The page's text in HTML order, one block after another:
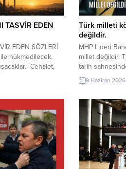
TASVİR EDEN
EDEN SÖZLERİ
hükmedilecek.
Cehalet,
Dostluk
İnsanlar bir araya
kader inkâr
Türk milleti
değildir.
MHP Lideri
millet değildir.
tarih
ham hayaller
sıkıştırılacak,
Grup
9 Haziran